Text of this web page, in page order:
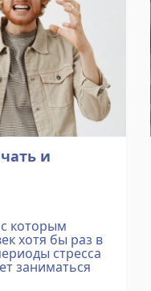
и
которым
хотя бы раз в
стресса
заниматься